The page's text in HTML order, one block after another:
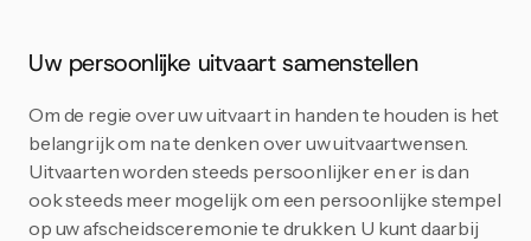
Uw persoonlijke uitvaart samenstellen
Om de regie over uw uitvaart in handen te houden is het
belangrijk om na te denken over uw uitvaartwensen.
Uitvaarten worden steeds persoonlijker en er is dan
ook steeds meer mogelijk om een persoonlijke stempel
op uw afscheidsceremonie te drukken. U kunt daarbij